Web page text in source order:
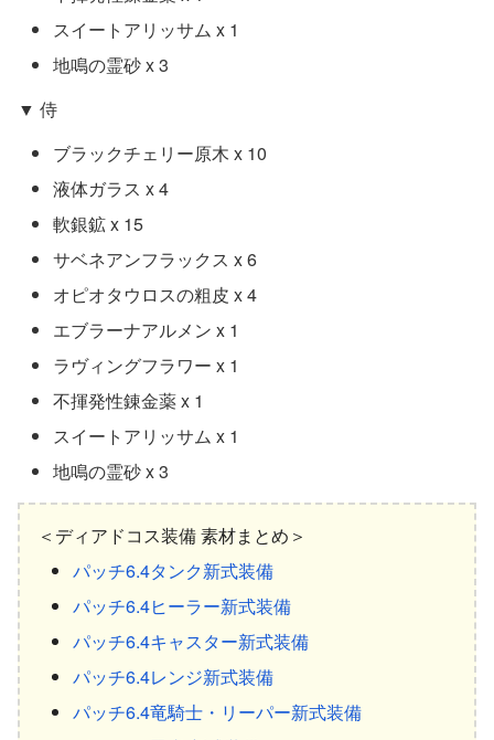
スイートアリッサム x 1
地鳴の霊砂 x 3
▼ 侍
ブラックチェリー原木 x 10
液体ガラス x 4
軟銀鉱 x 15
サベネアンフラックス x 6
オピオタウロスの粗皮 x 4
エブラーナアルメン x 1
ラヴィングフラワー x 1
不揮発性錬金薬 x 1
スイートアリッサム x 1
地鳴の霊砂 x 3
＜ディアドコス装備 素材まとめ＞
パッチ6.4タンク新式装備
パッチ6.4ヒーラー新式装備
パッチ6.4キャスター新式装備
パッチ6.4レンジ新式装備
パッチ6.4竜騎士・リーパー新式装備